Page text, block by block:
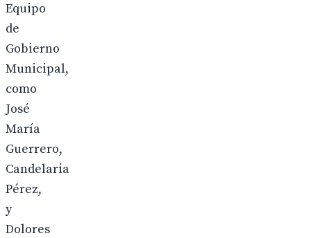
Equipo
de
Gobierno
Municipal,
como
José
María
Guerrero,
Candelaria
Pérez,
y
Dolores